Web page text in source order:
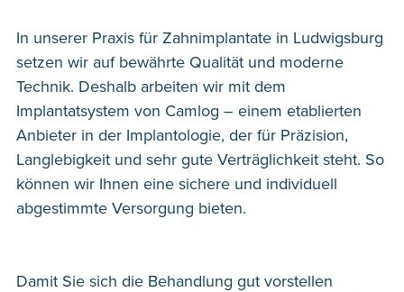
In unserer Praxis für Zahnimplantate in Ludwigsburg
setzen wir auf bewährte Qualität und moderne
Technik. Deshalb arbeiten wir mit dem
Implantatsystem von Camlog – einem etablierten
Anbieter in der Implantologie, der für Präzision,
Langlebigkeit und sehr gute Verträglichkeit steht. So
können wir Ihnen eine sichere und individuell
abgestimmte Versorgung bieten.
Damit Sie sich die Behandlung gut vorstellen